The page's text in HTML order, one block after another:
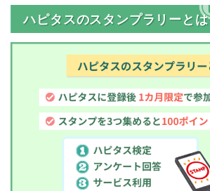
ハピタスのスタンプラリーと